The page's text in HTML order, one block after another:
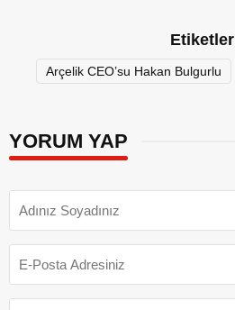
Etiketler
Arçelik CEO’su Hakan Bulgurlu
YORUM YAP